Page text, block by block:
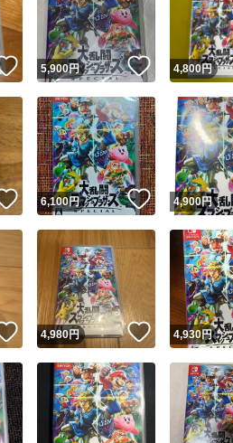
いいね！
5,900円 いいね！
4,800円
いいね！
6,100円 いいね！
4,900円
いいね！
4,980円 いいね！
4,930円